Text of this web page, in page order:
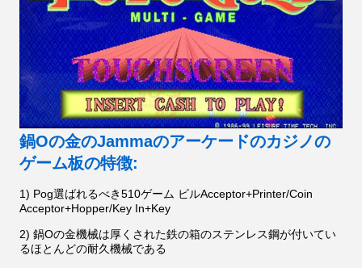
鍋Oの金のJammaのアーケードのカジノの
ゲーム板の特徴:
1) Pog選ばれるべき510ゲーム ビルAcceptor+Printer/Coin
Acceptor+Hopper/Key In+Key
2) 鍋Oの金機械は厚くされた鉄の箱のステンレス鋼が付いてい
るほとんどの耐久機械である